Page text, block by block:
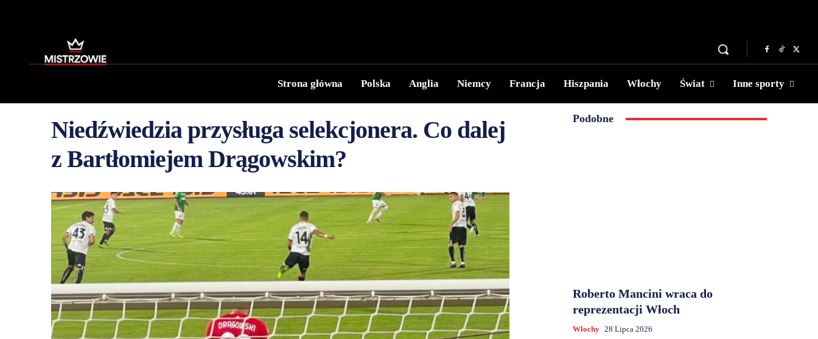
Strona główna Polska Anglia Niemcy Francja Hiszpania Włochy Świat Inne sporty
Niedźwiedzia przysługa selekcjonera. Co dalej
z Bartłomiejem Drągowskim?
Podobne
Roberto Mancini wraca do
reprezentacji Włoch
Włochy 28 Lipca 2026